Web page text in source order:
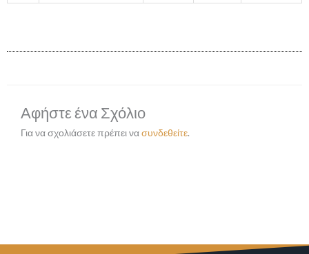
Αφήστε ένα Σχόλιο
Για να σχολιάσετε πρέπει νασυνδεθείτε.